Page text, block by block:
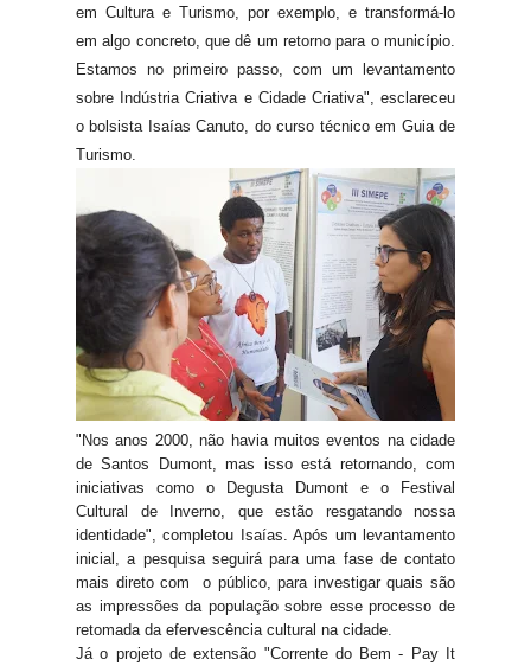
em Cultura e Turismo, por exemplo, e transformá-lo
em algo concreto, que dê um retorno para o município.
Estamos no primeiro passo, com um levantamento
sobre Indústria Criativa e Cidade Criativa", esclareceu
o bolsista Isaías Canuto, do curso técnico em Guia de
Turismo.
"Nos anos 2000, não havia muitos eventos na cidade
de Santos Dumont, mas isso está retornando, com
iniciativas como o Degusta Dumont e o Festival
Cultural de Inverno, que estão resgatando nossa
identidade", completou Isaías. Após um levantamento
inicial, a pesquisa seguirá para uma fase de contato
mais direto com o público, para investigar quais são
as impressões da população sobre esse processo de
retomada da efervescência cultural na cidade.
Já o projeto de extensão "Corrente do Bem - Pay It